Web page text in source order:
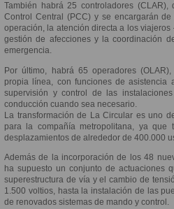
También habrá 25 controladores
Control Central (PCC) y se encargarán
operación, la atención directa a los
gestión de afecciones y la coordinación
emergencia.
Por último, habrá 65 operadores
propia línea, con funciones de
supervisión y control de las
conducción cuando sea necesario.
La transformación de La Circular es uno
para la compañía metropolitana, ya
desplazamientos de alrededor de 400.000
Además de la incorporación de los 48
ha supuesto un conjunto de actuaciones
superestructura de vía y el cambio de
1.500 voltios, hasta la instalación de las
de renovados sistemas de mando y control.